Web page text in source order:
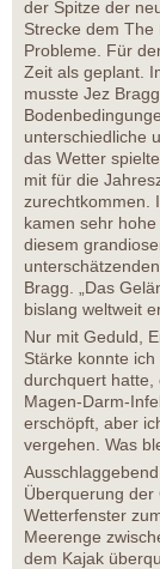
der Spitze der
Strecke dem
Probleme. Für
Zeit als geplant.
musste Jez
unterschiedliche
das Wetter
mit für die
zurechtkommen.
kamen sehr
diesem
Bragg. „Das
bislang weltweit
Nur mit Geduld,
Stärke konnte
durchquert hatte,
Magen-Darm-
erschöpft, aber
vergehen. Was
Überquerung
Wetterfenster
Meerenge
dem Kajak